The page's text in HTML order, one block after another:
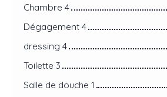
Chambre 4
Dégagement 4
dressing 4
Toilette 3
Salle de douche 1